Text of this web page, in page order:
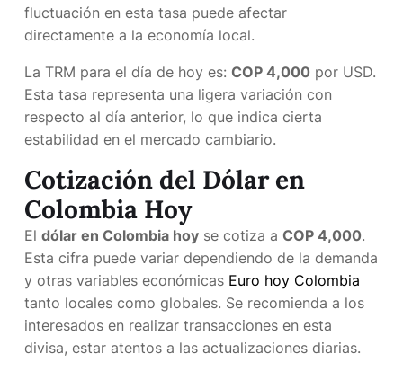
fluctuación en esta tasa puede afectar
directamente a la economía local.
La TRM para el día de hoy es: COP 4,000 por USD.
Esta tasa representa una ligera variación con
respecto al día anterior, lo que indica cierta
estabilidad en el mercado cambiario.
Cotización del Dólar en
Colombia Hoy
El dólar en Colombia hoy se cotiza a COP 4,000.
Esta cifra puede variar dependiendo de la demanda
y otras variables económicas Euro hoy Colombia
tanto locales como globales. Se recomienda a los
interesados en realizar transacciones en esta
divisa, estar atentos a las actualizaciones diarias.